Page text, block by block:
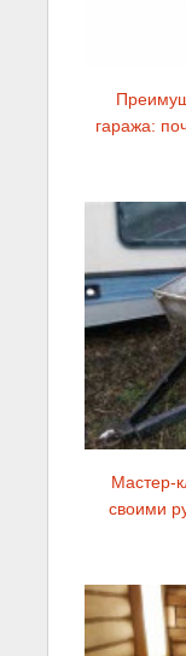
гаража:
Мастер-
своими